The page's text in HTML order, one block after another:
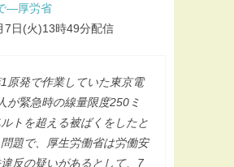
―厚労省
7日(火)13時49分配信
原発で作業していた東京電
が緊急時の線量限度250ミ
ルトを超える被ばくをしたと
題で、厚生労働省は労働安
反の疑いがあるとして、7